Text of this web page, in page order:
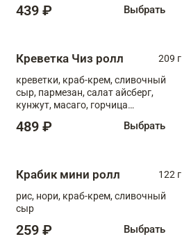
439 ₽ Выбрать
Креветка Чиз ролл
209 г
креветки, краб-крем, сливочный
сыр, пармезан, салат айсберг,
кунжут, масаго, горчица
489 ₽ Выбрать
Крабик мини ролл
122 г
рис, нори, краб-крем, сливочный
сыр
259 ₽ Выбрать